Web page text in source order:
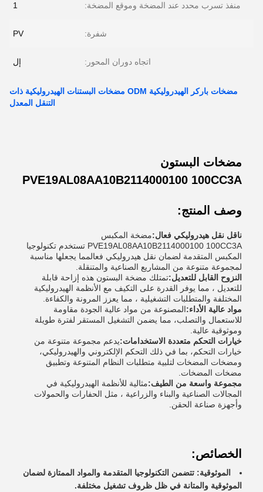
منفذ تسرب محدد عند المضخة وموقع المضخة: 1
شفرة: PV
اتجاه دوران المحور: إل
مضخات باركر الهيدروليكية ODM مضخات البستنات الهيدروليكية ذات
التنقل المعدل
مضخات البستون
PVE19AL08AA10B2114000100 100CC3A
وصف المنتج:
ناقل نقل هيدروليكي فعال:مضخة المكبس
PVE19AL08AA10B2114000100 100CC3A تستخدم تكنولوجيا
المكبس المتقدمة لضمان نقل هيدروليكي فعالمما يجعلها مناسبة
لمجموعة متنوعة من المشاريع الصناعية والمتنقلة.
النزوح القابل للتعديل:تمتلك مضخة البستون هذه إزاحة قابلة
للتعديل ، مما يوفر القدرة على التكيف مع الأنظمة الهيدروليكية
المختلفة والمتطلبات التشغيلية ، مما يعزز المرونة والكفاءة.
مواد عالية الأداء:المصنوعة من مواد عالية الجودة مقاومة
للاستعمال والتصلب، مما يضمن التشغيل المستقر لفترة طويلة
وموثوقية عالية.
خيارات التحكم متعددة الاستخدامات:يدعم مجموعة متنوعة من
خيارات التحكم، بما في ذلك التحكم الإلكتروني والهيدروليكي،
ومضخات المضخات لتلبية متطلبات النظام المتنوعة وتطبيق
مضخات المضخات.
مجموعة واسعة من الطيف:مثالية للأنظمة الهيدروليكية في
المجالات الصناعية والبناء والزراعية ، مثل الحفارات والحمولات
وأجهزة صناعة الحقن.
الخصائص:
الموثوقية: تتضمن التكنولوجيا المتقدمة والمواد الممتازة لضمان
الموثوقية والمتانة في ظل ظروف تشغيل مختلفة.